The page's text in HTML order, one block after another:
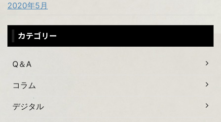
2020年5月
カテゴリー
Q＆A
コラム
デジタル